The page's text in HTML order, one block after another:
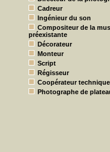
Cadreur
Ingénieur du son
Compositeur de la
préexistante
Décorateur
Monteur
Script
Régisseur
Coopérateur technique
Photographe de